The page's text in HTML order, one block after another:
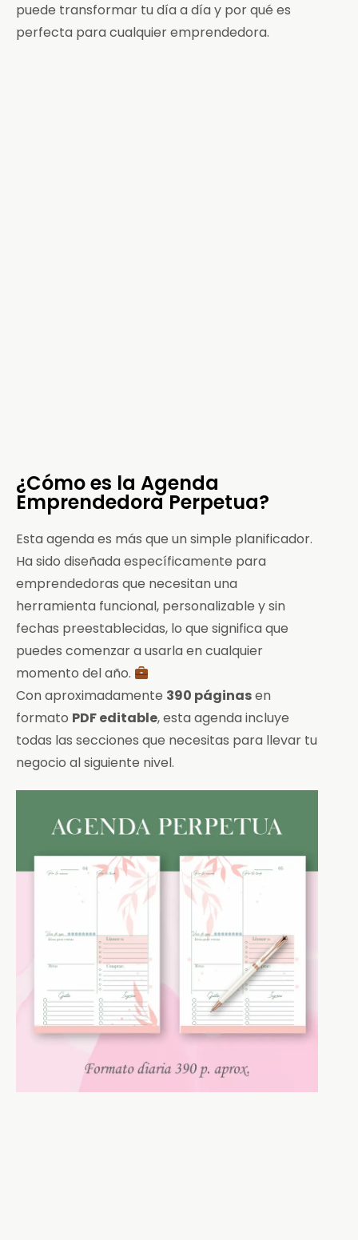
puede transformar tu día a día y por qué es
perfecta para cualquier emprendedora.
¿Cómo es la Agenda
Emprendedora Perpetua?
Esta agenda es más que un simple planificador.
Ha sido diseñada específicamente para
emprendedoras que necesitan una
herramienta funcional, personalizable y sin
fechas preestablecidas, lo que significa que
puedes comenzar a usarla en cualquier
momento del año.
Con aproximadamente 390 páginasen
formato PDF editable, esta agenda incluye
todas las secciones que necesitas para llevar tu
negocio al siguiente nivel.